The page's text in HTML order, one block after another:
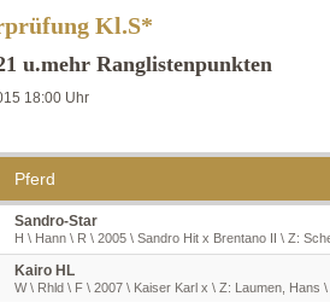
Kl.S*
u.mehr Ranglistenpunkten
18:00 Uhr
Pferd
Sandro-Star
H \ Hann \ R \ 2005 \ Sandro Hit x Brentano II \ Z:
Kairo HL
W \ Rhld \ F \ 2007 \ Kaiser Karl x \ Z: Laumen, Hans